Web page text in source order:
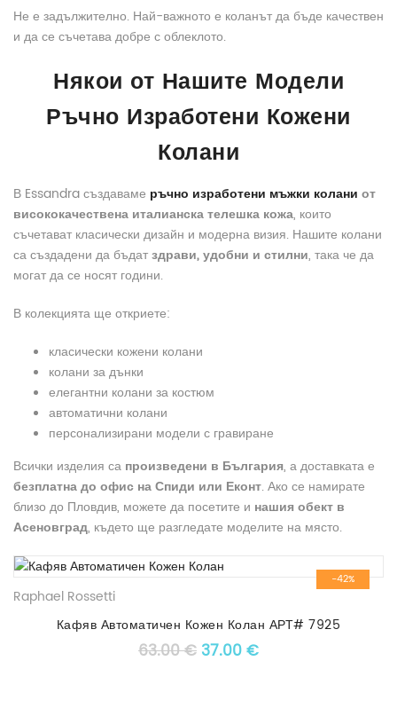
Не е задължително. Най-важното е коланът да бъде качествен
и да се съчетава добре с облеклото.
Някои от Нашите Модели
Ръчно Изработени Кожени
Колани
В Essandra създаваме ръчно изработени мъжки колани от
висококачествена италианска телешка кожа, които
съчетават класически дизайн и модерна визия. Нашите колани
са създадени да бъдатздрави, удобни и стилни, така че да
могат да се носят години.
В колекцията ще откриете:
класически кожени колани
колани за дънки
елегантни колани за костюм
автоматични колани
персонализирани модели с гравиране
Всички изделия са произведени в България, а доставката е
безплатна до офис на Спиди или Еконт. Ако се намирате
близо до Пловдив, можете да посетите и нашия обект в
Асеновград, където ще разгледате моделите на място.
-42%
Raphael Rossetti
Кафяв Автоматичен Кожен Колан АРТ# 7925
63.00€ Original price was: 63.00
37.00€Текущата цена е: